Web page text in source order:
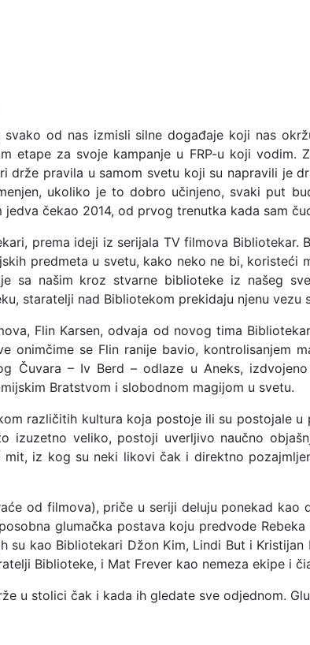
od nas izmisli silne događaje koji nas
etape za svoje kampanje u FRP-u koji vodim.
pravila u samom svetu koji su napravili je
ukoliko je to dobro učinjeno, svaki put
čekao 2014, od prvog trenutka kada sam
prema ideji iz serijala TV filmova
predmeta u svetu, kako neko ne bi, koristeći
sa našim kroz stvarne biblioteke iz našeg
staratelji nad Bibliotekom prekidaju njenu vezu
Flin Karsen, odvaja od novog tima
onimčime se Flin ranije bavio, kontrolisanjem
Čuvara – Iv Berd – odlaze u Aneks,
Bratstvom i slobodnom magijom u svetu.
različitih kultura koja postoje ili su postojale
izuzetno veliko, postoji uverljivo naučno
iz kog su neki likovi čak i direktno
od filmova), priče u seriji deluju ponekad kao
glumačka postava koju predvode
su kao Bibliotekari Džon Kim, Lindi But i Kristijan
Biblioteke, i Mat Frever kao nemeza ekipe i
u stolici čak i kada ih gledate sve odjednom.